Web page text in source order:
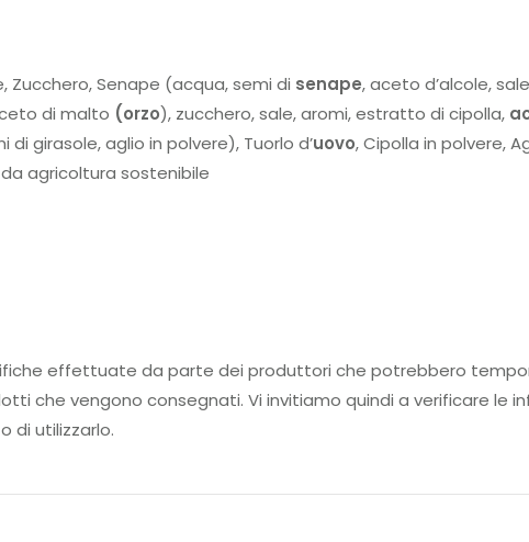
Zucchero, Senape (acqua, semi di senape, aceto d’alcole,
di malto (orzo), zucchero, sale, aromi, estratto di cipolla, a
girasole, aglio in polvere), Tuorlo d’uovo, Cipolla in polvere,
agricoltura sostenibile
effettuate da parte dei produttori che potrebbero
che vengono consegnati. Vi invitiamo quindi a verificare le
di utilizzarlo.